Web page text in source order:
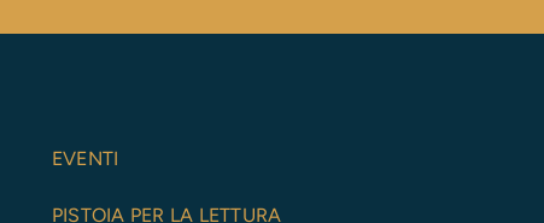
EVENTI
PISTOIA PER LA LETTURA